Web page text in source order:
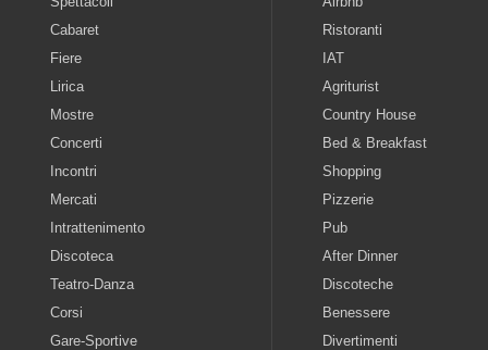
Cabaret
Fiere
Lirica
Mostre
Concerti
Incontri
Mercati
Intrattenimento
Discoteca
Teatro-Danza
Corsi
Gare-Sportive
Ristoranti
IAT
Agriturist
Country House
Bed & Breakfast
Shopping
Pizzerie
Pub
After Dinner
Discoteche
Benessere
Divertimenti